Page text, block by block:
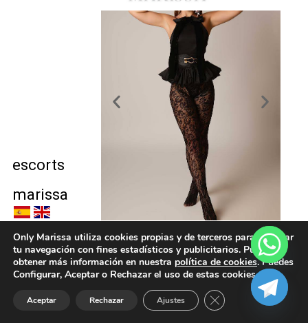
escorts
marissa
Aviso Legal –
Only Marissa utiliza cookies propias y de terceros para analizar
tu navegación con fines estadísticos y publicitarios. Puedes
obtener más información en nuestra política de cookies. Puedes
Configurar, Aceptar o Rechazar el uso de estas cookies.
Aceptar Rechazar Ajustes Cerrar el banner de